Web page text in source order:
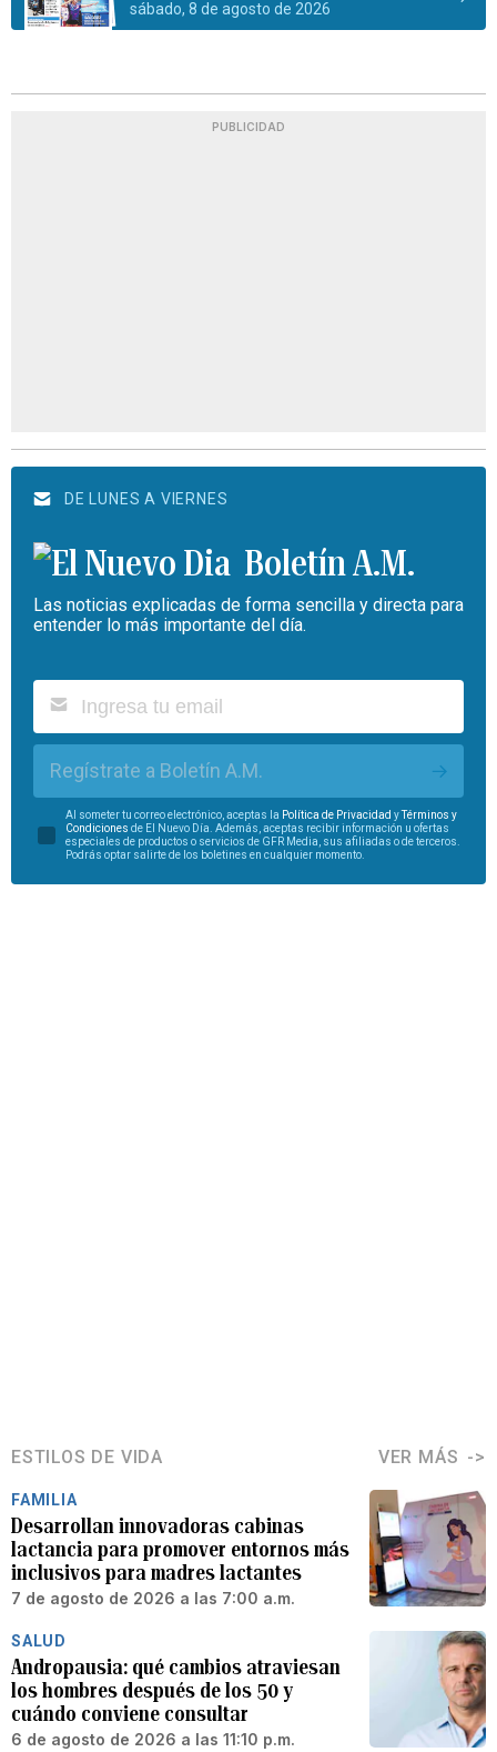
sábado, 8 de agosto de 2026
PUBLICIDAD
DE LUNES A VIERNES
Boletín A.M.
Las noticias explicadas de forma sencilla y directa para
entender lo más importante del día.
Regístrate a Boletín A.M.
Al someter tu correo electrónico, aceptas la Política de Privacidad yTérminos y
Condiciones de El Nuevo Día. Además, aceptas recibir información u ofertas
especiales de productos o servicios de GFR Media, sus afiliadas o de terceros.
Podrás optar salirte de los boletines en cualquier momento.
ESTILOS DE VIDA VER MÁS
FAMILIA
Desarrollan innovadoras cabinas
lactancia para promover entornos más
inclusivos para madres lactantes
7 de agosto de 2026 a las 7:00 a.m.
SALUD
Andropausia: qué cambios atraviesan
los hombres después de los 50 y
cuándo conviene consultar
6 de agosto de 2026 a las 11:10 p.m.